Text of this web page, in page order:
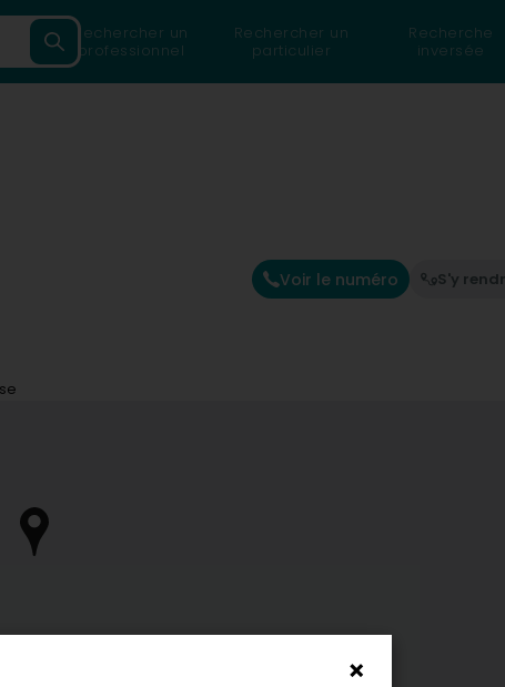
Rechercher un
professionnel
Rechercher un
particulier
Recherche
inversée
Voir le numéro S'y